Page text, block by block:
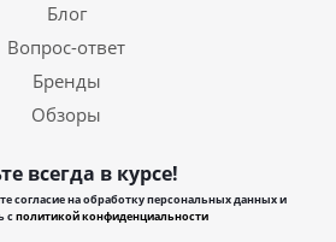
Блог
Вопрос-ответ
Бренды
Обзоры
всегда в курсе!
согласие на обработку персональных данных и
сполитикой конфиденциальности